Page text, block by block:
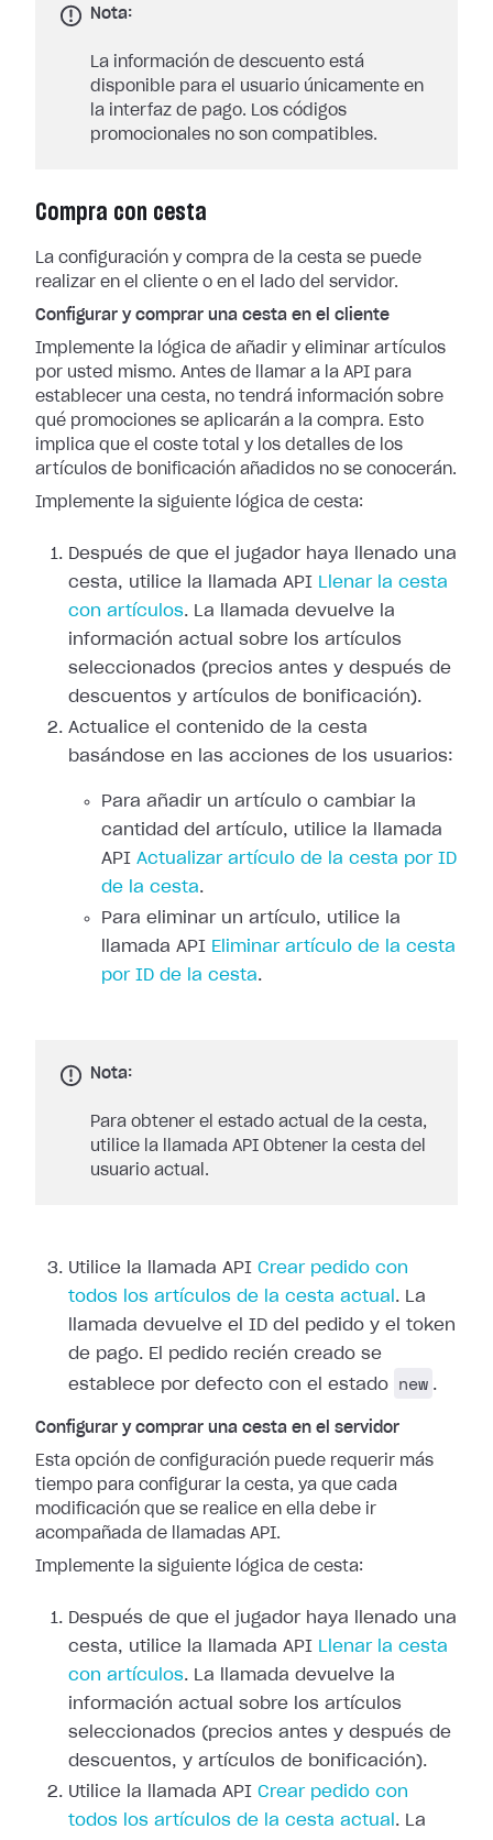
Nota:
La información de descuento está
disponible para el usuario únicamente en
la interfaz de pago. Los códigos
promocionales no son compatibles.
Compra con cesta
La configuración y compra de la cesta se puede
realizar en el cliente o en el lado del servidor.
Configurar y comprar una cesta en el cliente
Implemente la lógica de añadir y eliminar artículos
por usted mismo. Antes de llamar a la API para
establecer una cesta, no tendrá información sobre
qué promociones se aplicarán a la compra. Esto
implica que el coste total y los detalles de los
artículos de bonificación añadidos no se conocerán.
Implemente la siguiente lógica de cesta:
Después de que el jugador haya llenado una
cesta, utilice la llamada API Llenar la cesta
con artículos. La llamada devuelve la
información actual sobre los artículos
seleccionados (precios antes y después de
descuentos y artículos de bonificación).
Actualice el contenido de la cesta
basándose en las acciones de los usuarios:
Para añadir un artículo o cambiar la
cantidad del artículo, utilice la llamada
API Actualizar artículo de la cesta por ID
de la cesta.
Para eliminar un artículo, utilice la
llamada API Eliminar artículo de la cesta
por ID de la cesta.
Nota:
Para obtener el estado actual de la cesta,
utilice la llamada API Obtener la cesta del
usuario actual.
Utilice la llamada API Crear pedido con
todos los artículos de la cesta actual . La
llamada devuelve el ID del pedido y el token
de pago. El pedido recién creado se
establece por defecto con el estado
new .
Configurar y comprar una cesta en el servidor
Esta opción de configuración puede requerir más
tiempo para configurar la cesta, ya que cada
modificación que se realice en ella debe ir
acompañada de llamadas API.
Implemente la siguiente lógica de cesta:
Después de que el jugador haya llenado una
cesta, utilice la llamada API Llenar la cesta
con artículos. La llamada devuelve la
información actual sobre los artículos
seleccionados (precios antes y después de
descuentos, y artículos de bonificación).
Utilice la llamada API Crear pedido con
todos los artículos de la cesta actual . La